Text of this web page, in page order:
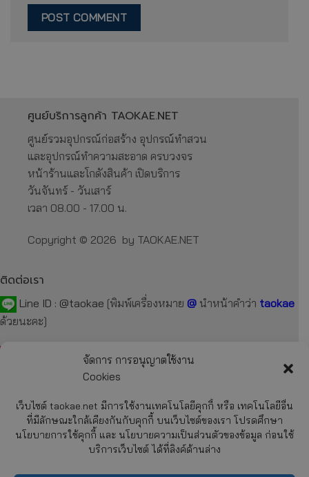
จัดการ การอนุญาตใช้งาน
Cookies
เว็บไซต์ taokae.net มีการใช้งานเทคโนโลยีคุกกี้ หรือ เทคโนโลยีอื่น
ที่มีลักษณะใกล้เคียงกันกับคุกกี้ บนเว็บไซต์ของเรา โปรดศึกษา
นโยบายการใช้คุกกี้ และ นโยบายความเป็นส่วนตัวของข้อมูล ก่อนใช้
บริการเว็บไซต์ ได้ที่ลิงค์ด้านล่าง
ศูนย์บริการลูกค้า TAOKAE.NET
ศูนย์รวมอุปกรณ์ก่อสร้าง อุปกรณ์ทำสวน
และอุปกรณ์ทำความสะอาด ครบวงจร
หน้าร้านและโกดังสินค้า เปิดบริการ
วันจันทร์ - วันเสาร์
เวลา 08.00 - 17.00 น.
Copyright © 2026 by TAOKAE.NET
ติดต่อเรา
Line ID : @taokae [พิมพ์เครื่องหมาย @ นำหน้าคำว่า taokae
ด้วยนะคะ]
092-872-7229 099-131-3129
Fax : 02-054-4244